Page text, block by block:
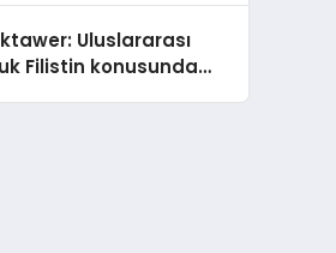
Ortaya Koydu
Uluslararası
Filistin konusunda